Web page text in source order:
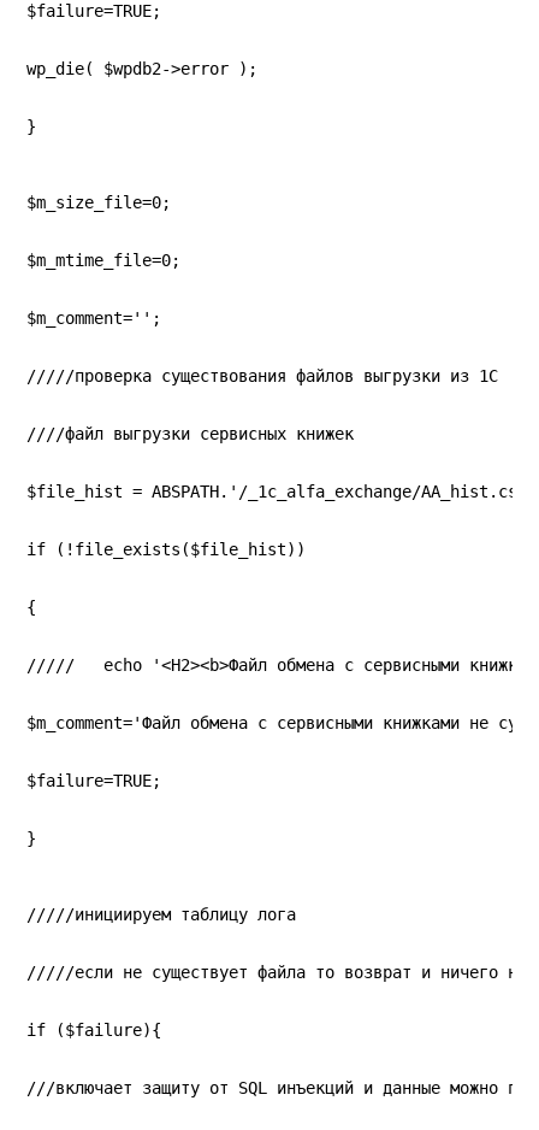
$failure=TRUE;
wp_die( $wpdb2->error );
}
$m_size_file=0;
$m_mtime_file=0;
$m_comment='';
/////проверка существования файлов выгрузки из 1С
////файл выгрузки сервисных книжек
$file_hist = ABSPATH.'/_1c_alfa_exchange/
if (!file_exists($file_hist))
{
/////   echo '<H2><b>Файл обмена с сервисными
$m_comment='Файл обмена с сервисными книжками не
$failure=TRUE;
}
/////инициируем таблицу лога
/////если не существует файла то возврат и ничего не
if ($failure){
///включает защиту от SQL инъекций и данные можно